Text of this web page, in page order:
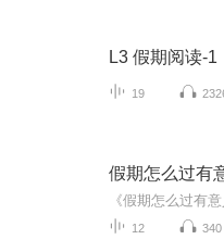
L3 假期阅读-1
19
假期怎么过有
12 340